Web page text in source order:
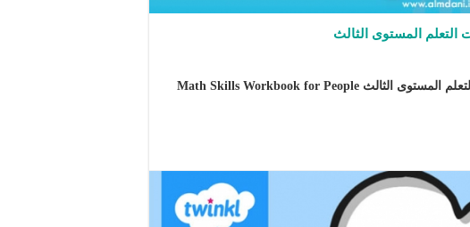
المستوى الثالث
كراسة تمارين مهارات الرياضيات لذوي صعوبات التعلم المستوى الثالث Math Skills Workbook for People